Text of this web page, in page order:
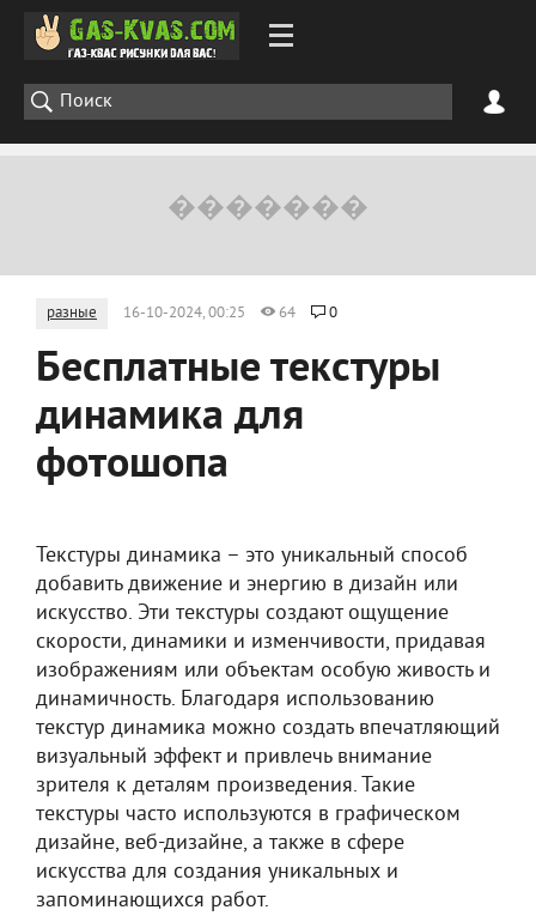
разные 16-10-2024, 00:25 64 0
Бесплатные текстуры
динамика для
фотошопа
Текстуры динамика – это уникальный способ
добавить движение и энергию в дизайн или
искусство. Эти текстуры создают ощущение
скорости, динамики и изменчивости, придавая
изображениям или объектам особую живость и
динамичность. Благодаря использованию
текстур динамика можно создать впечатляющий
визуальный эффект и привлечь внимание
зрителя к деталям произведения. Такие
текстуры часто используются в графическом
дизайне, веб-дизайне, а также в сфере
искусства для создания уникальных и
запоминающихся работ.